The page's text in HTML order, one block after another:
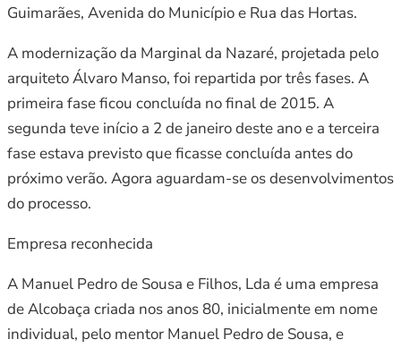
Guimarães, Avenida do Município e Rua das Hortas.
A modernização da Marginal da Nazaré, projetada pelo
arquiteto Álvaro Manso, foi repartida por três fases. A
primeira fase ficou concluída no final de 2015. A
segunda teve início a 2 de janeiro deste ano e a terceira
fase estava previsto que ficasse concluída antes do
próximo verão. Agora aguardam-se os desenvolvimentos
do processo.
Empresa reconhecida
A Manuel Pedro de Sousa e Filhos, Lda é uma empresa
de Alcobaça criada nos anos 80, inicialmente em nome
individual, pelo mentor Manuel Pedro de Sousa, e